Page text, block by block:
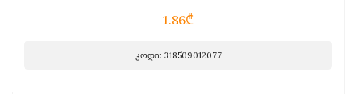
1.86₾
კოდი: 318509012077